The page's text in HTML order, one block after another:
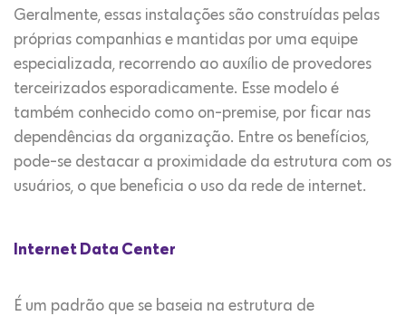
Geralmente, essas instalações são construídas pelas
próprias companhias e mantidas por uma equipe
especializada, recorrendo ao auxílio de provedores
terceirizados esporadicamente. Esse modelo é
também conhecido como on-premise, por ficar nas
dependências da organização. Entre os benefícios,
pode-se destacar a proximidade da estrutura com os
usuários, o que beneficia o uso da rede de internet.
Internet Data Center
É um padrão que se baseia na estrutura de